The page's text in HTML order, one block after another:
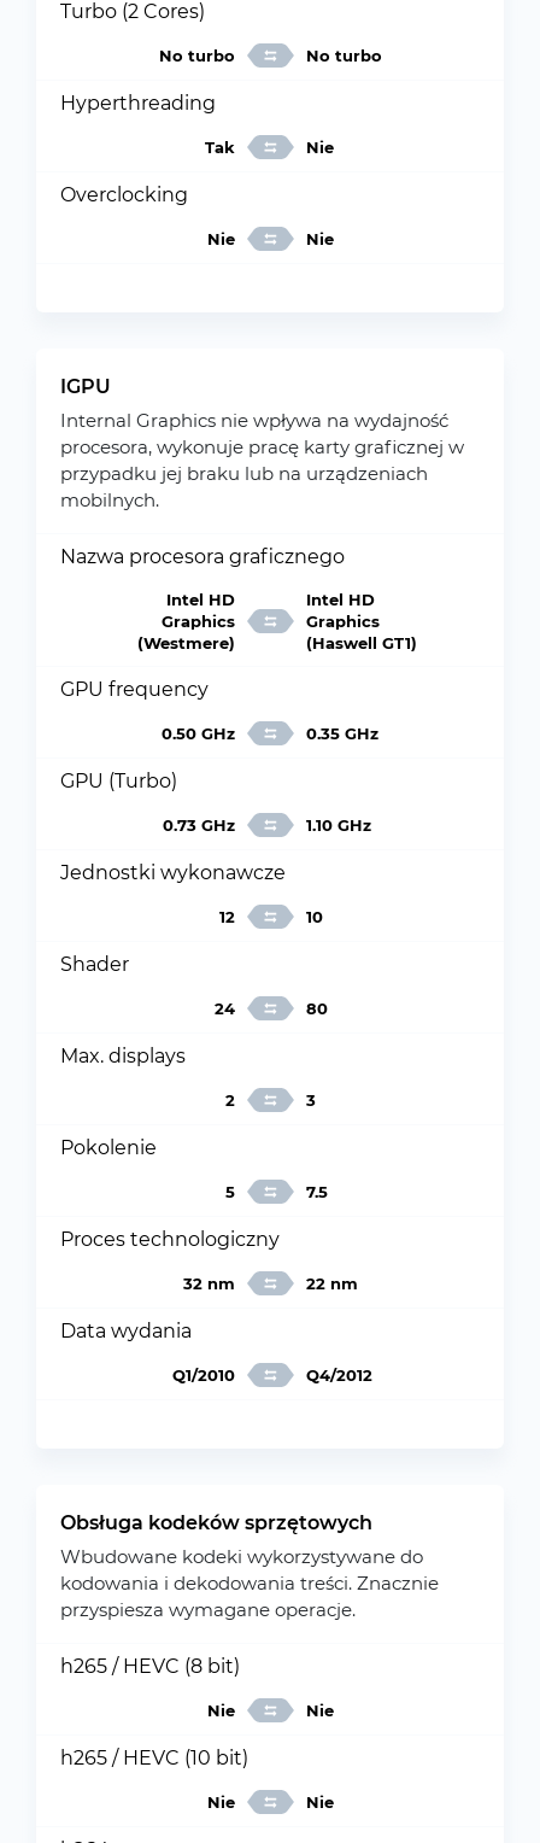
Turbo (2 Cores)
No turbo No turbo
Hyperthreading
Tak Nie
Overclocking
Nie Nie
IGPU
Internal Graphics nie wpływa na wydajność
procesora, wykonuje pracę karty graficznej w
przypadku jej braku lub na urządzeniach
mobilnych.
Nazwa procesora graficznego
Intel HD
Graphics
(Westmere)
Intel HD
Graphics
(Haswell GT1)
GPU frequency
0.50 GHz 0.35 GHz
GPU (Turbo)
0.73 GHz 1.10 GHz
Jednostki wykonawcze
12 10
Shader
24 80
Max. displays
2 3
Pokolenie
5 7.5
Proces technologiczny
32 nm 22 nm
Data wydania
Q1/2010 Q4/2012
Obsługa kodeków sprzętowych
Wbudowane kodeki wykorzystywane do
kodowania i dekodowania treści. Znacznie
przyspiesza wymagane operacje.
h265 / HEVC (8 bit)
Nie Nie
h265 / HEVC (10 bit)
Nie Nie